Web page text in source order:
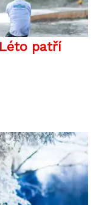
patří